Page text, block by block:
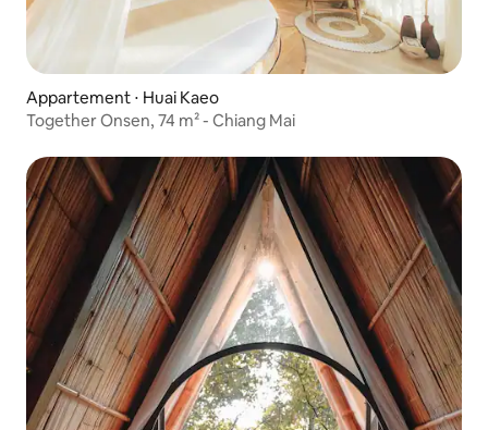
Appartement ⋅ Huai Kaeo
Together Onsen, 74 m² - Chiang Mai